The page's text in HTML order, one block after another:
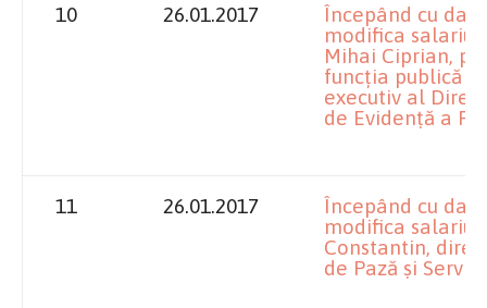
10 26.01.2017
Începând cu
modifica
Mihai Ciprian,
funcţia publică
executiv al
de Evidenţă a
11 26.01.2017
Începând cu
modifica salariul
Constantin,
de Pază şi